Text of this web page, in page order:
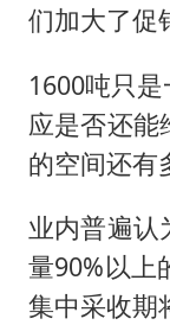
们加大了促
1600吨只
应是否还能
的空间还有
业内普遍认
量90%以上
集中采收期